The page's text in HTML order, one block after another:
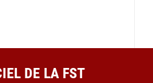
DE LA FST